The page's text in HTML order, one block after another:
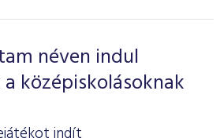
néven indul
középiskolásoknak